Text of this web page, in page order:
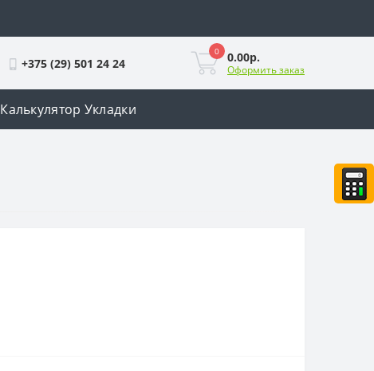
+375 (29) 501 24 24
0 0.00р.
Оформить заказ
Калькулятор Укладки